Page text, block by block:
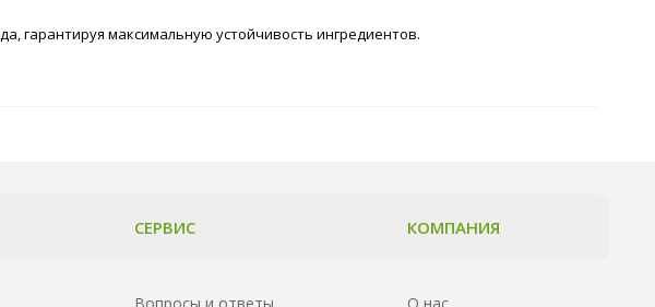
гарантируя максимальную устойчивость ингредиентов.
СЕРВИС
Вопросы и ответы
КОМПАНИЯ
О нас